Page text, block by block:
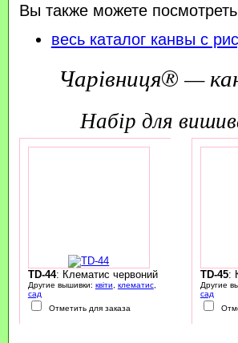
Вы также можете
весь каталог канвы с
Чарівниця® —
набір для
TD-44: Клематис червоний
Другие вышивки: квіти клематис,
сад
Отметить для заказа
TD-45:
Другие
сад